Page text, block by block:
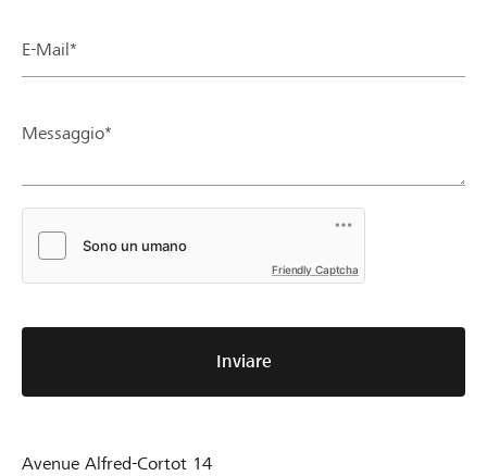
E-Mail*
Messaggio*
Friendly Captcha
Inviare
Avenue Alfred-Cortot 14